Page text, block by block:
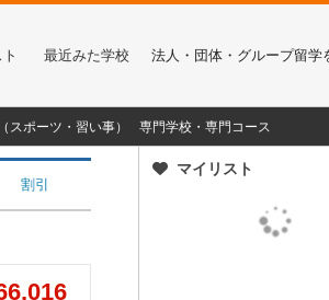
最近みた学校 法人・団体・グループ留学
スポーツ・習い事） 専門学校・専門コース
割引
マイリスト